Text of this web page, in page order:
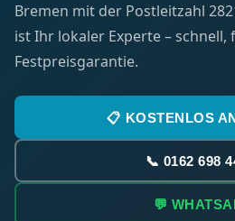
Bremen mit der Postleitzahl
ist Ihr lokaler Experte – schnell,
Festpreisgarantie.
📋 KOSTENLOS
📞 0162 698
💬